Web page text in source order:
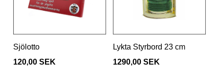
Sjölotto
120,00 SEK
Lykta Styrbord 23 cm
1290,00 SEK